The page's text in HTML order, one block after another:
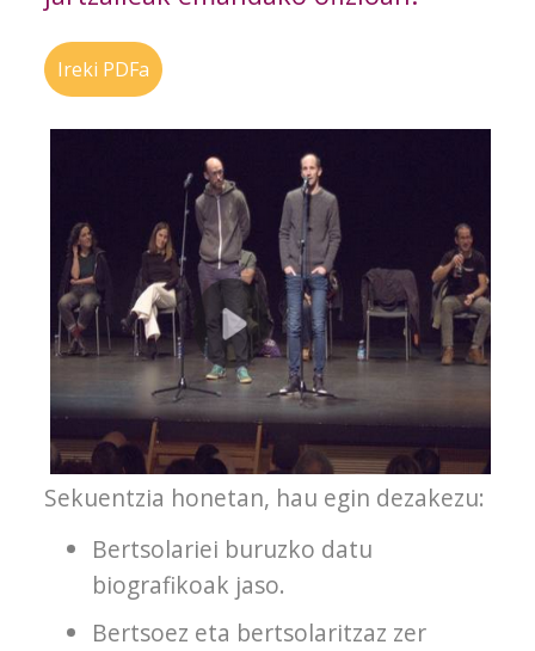
Ireki PDFa
Sekuentzia honetan, hau egin dezakezu:
Bertsolariei buruzko datu
biografikoak jaso.
Bertsoez eta bertsolaritzaz zer